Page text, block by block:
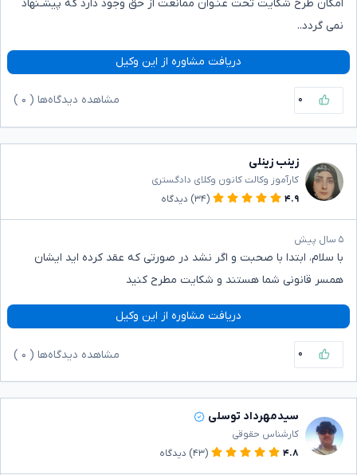
امکان طرح شکایت تحت عنـوان ممانعت از حق وجود دارد که پیشـنهاد
نمی گردد..
دریافت مشاوره از این وکیل
۰ مشاهده دیدگاه‌ها ( ۰
زینب زینلی
کارآموز وکالت کانون وکلای دادگستری
۴.۹
(۳۴) دیدگاه
۵ سال پیش
با سلام، ابتدا با صحبت و اگر نشد در صورتی که عقد کرده اید ایشان
همسر قانونی شما هستند و شکایت مطرح کنید
دریافت مشاوره از این وکیل
۰ مشاهده دیدگاه‌ها ( ۰
سیدمهرداد توسلی
کارشناس حقوقی
۴.۸
(۴۳) دیدگاه